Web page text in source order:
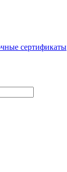
сертификаты